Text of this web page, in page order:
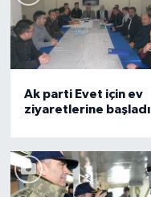
Ak parti Evet için ev
ziyaretlerine başladı